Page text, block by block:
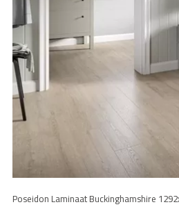
Poseidon Laminaat Buckinghamshire